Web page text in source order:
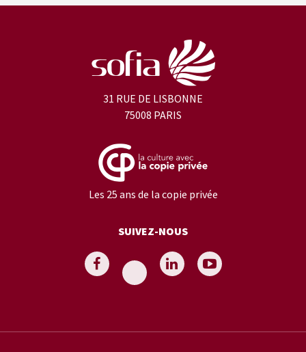
31 RUE DE LISBONNE
75008 PARIS
Les 25 ans de la copie privée
SUIVEZ-NOUS